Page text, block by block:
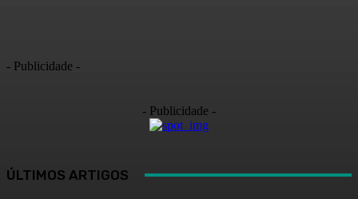
- Publicidade -
- Publicidade -
ÚLTIMOS ARTIGOS